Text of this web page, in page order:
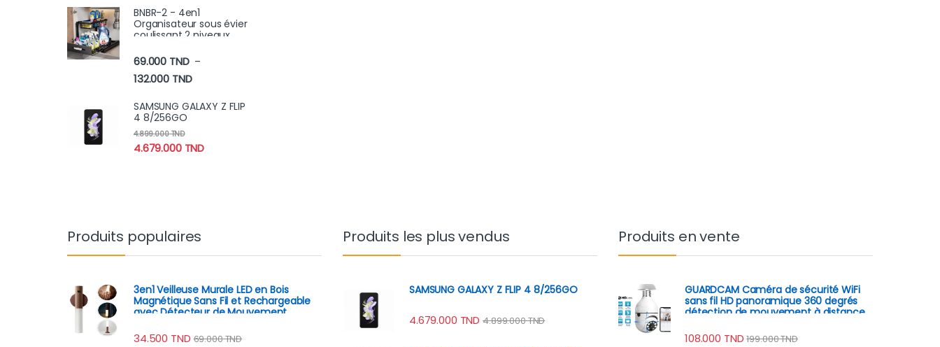
BNBR-2 - 4en1
Organisateur sous évier
coulissant 2 niveaux
salle de bain (2 pcs)
69.000 TND –
132.000 TNDPlage de prix : 69.000 TND à 132.000 TND
SAMSUNG GALAXY Z FLIP
4 8/256GO
4.679.000TND
4.899.000TND
Produits populaires
3en1 Veilleuse Murale LED en Bois
Magnétique Sans Fil et Rechargeable
avec Détecteur de Mouvement
34.500 TND 69.000TND
Produits les plus vendus
SAMSUNG GALAXY Z FLIP 4 8/256GO
4.679.000 TND 4.899.000TND
Produits en vente
GUARDCAM Caméra de sécurité WiFi
sans fil HD panoramique 360 degrés
détection de mouvement à distance
108.000 TND 199.000TND